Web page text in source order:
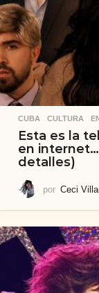
CUBA ,CULTURA ,
Esta es la
en
detalles)
por Ceci